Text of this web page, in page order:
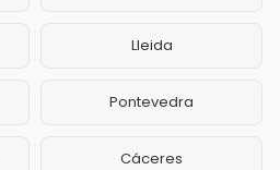
Lleida
Pontevedra
Cáceres